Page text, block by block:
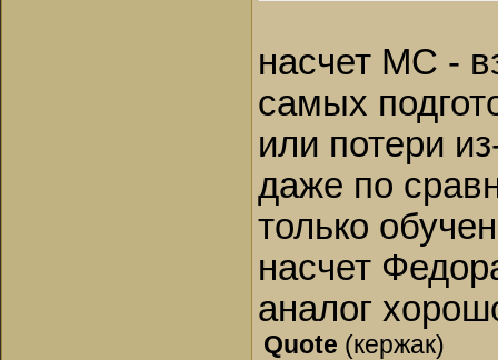
насчет МС -
самых
или потери
даже по
только
насчет
аналог
Quote (кержак)